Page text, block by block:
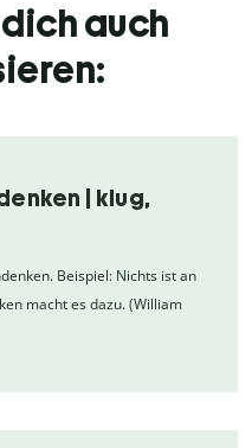
auch
| klug,
Beispiel: Nichts ist an
macht es dazu. (William